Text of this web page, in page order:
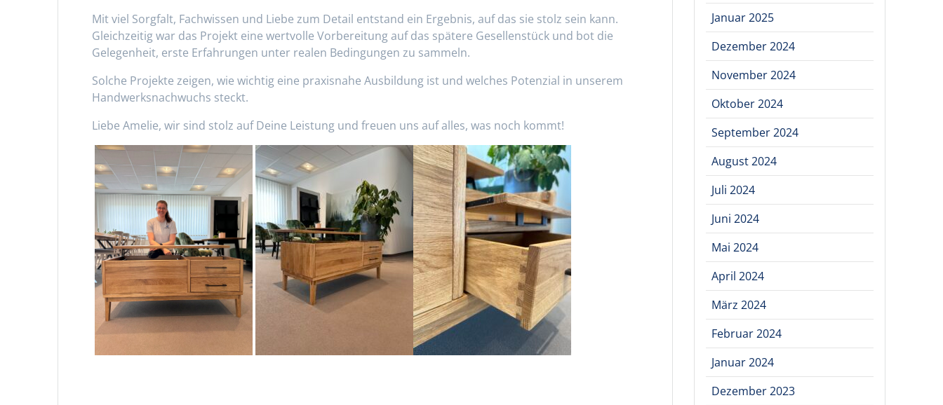
Mit viel Sorgfalt, Fachwissen und Liebe zum Detail entstand ein Ergebnis, auf das sie stolz sein kann.
Gleichzeitig war das Projekt eine wertvolle Vorbereitung auf das spätere Gesellenstück und bot die
Gelegenheit, erste Erfahrungen unter realen Bedingungen zu sammeln.
Solche Projekte zeigen, wie wichtig eine praxisnahe Ausbildung ist und welches Potenzial in unserem
Handwerksnachwuchs steckt.
Liebe Amelie, wir sind stolz auf Deine Leistung und freuen uns auf alles, was noch kommt!
Januar 2025
Dezember 2024
November 2024
Oktober 2024
September 2024
August 2024
Juli 2024
Juni 2024
Mai 2024
April 2024
März 2024
Februar 2024
Januar 2024
Dezember 2023